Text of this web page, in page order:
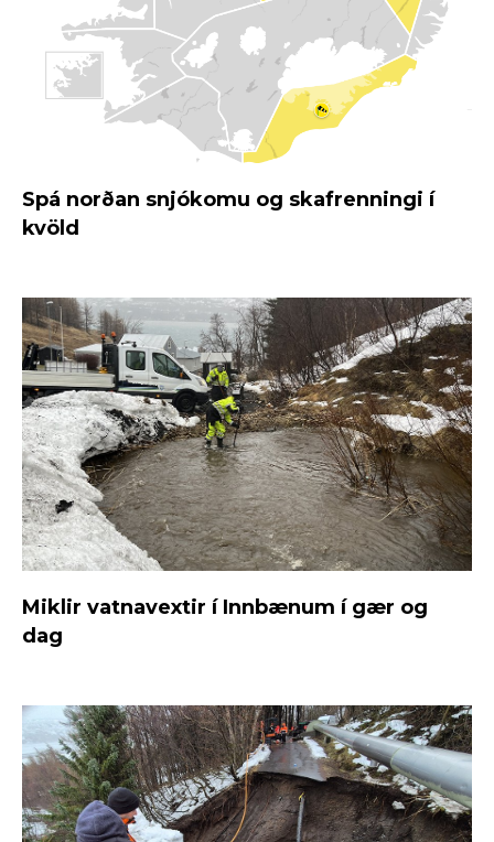
Spá norðan snjókomu og skafrenningi í
kvöld
Miklir vatnavextir í Innbænum í gær og
dag